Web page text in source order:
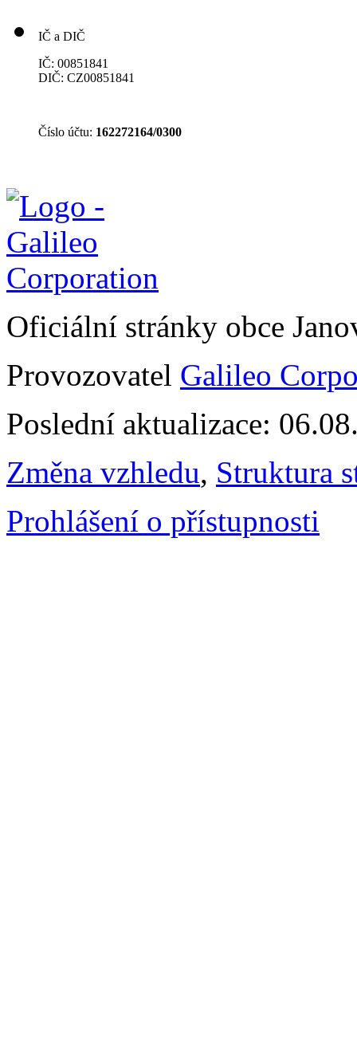
IČ a DIČ
IČ: 00851841
DIČ: CZ00851841
Číslo účtu: 162272164/0300
Oficiální stránky obce
Provozovatel Galileo
Poslední aktualizace:
Změna vzhledu, Struktura
Prohlášení o přístupnosti